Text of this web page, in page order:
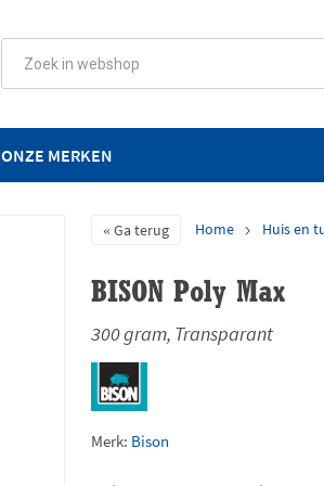
ONZE MERKEN
Ga terug Home Huis en
BISON Poly Max
300 gram, Transparant
Merk: Bison